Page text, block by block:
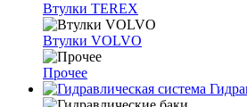
Втулки TEREX
Втулки VOLVO
Прочее